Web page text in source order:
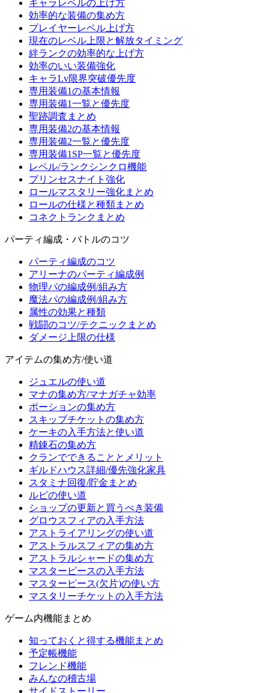
キャラレベルの上げ方
効率的な装備の集め方
プレイヤーレベル上げ方
現在のレベル上限と解放タイミング
絆ランクの効率的な上げ方
効率のいい装備強化
キャラLv限界突破優先度
専用装備1の基本情報
専用装備1一覧と優先度
聖跡調査まとめ
専用装備2の基本情報
専用装備2一覧と優先度
専用装備1SP一覧と優先度
レベル/ランクシンクロ機能
プリンセスナイト強化
ロールマスタリー強化まとめ
ロールの仕様と種類まとめ
コネクトランクまとめ
パーティ編成・バトルのコツ
パーティ編成のコツ
アリーナのパーティ編成例
物理パの編成例/組み方
魔法パの編成例/組み方
属性の効果と種類
戦闘のコツ/テクニックまとめ
ダメージ上限の仕様
アイテムの集め方/使い道
ジュエルの使い道
マナの集め方/マナガチャ効率
ポーションの集め方
スキップチケットの集め方
ケーキの入手方法と使い道
精錬石の集め方
クランでできることとメリット
ギルドハウス詳細/優先強化家具
スタミナ回復/貯金まとめ
ルピの使い道
ショップの更新と買うべき装備
グロウスフィアの入手方法
アストライアリングの使い道
アストラルスフィアの集め方
アストラルシャードの集め方
マスターピースの入手方法
マスターピース(欠片)の使い方
マスタリーチケットの入手方法
ゲーム内機能まとめ
知っておくと得する機能まとめ
予定帳機能
フレンド機能
みんなの稽古場
サイドストーリー